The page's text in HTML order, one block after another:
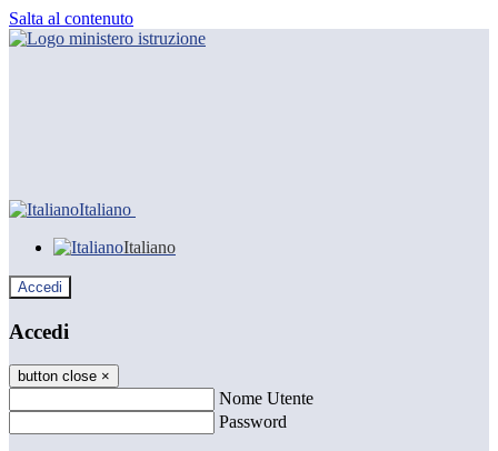
Salta al contenuto
Italiano
Italiano
Accedi
Accedi
button close ×
Nome Utente
Password